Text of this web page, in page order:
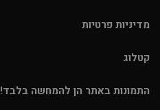
מדיניות פרטיות
קטלוג
התמונות באתר הן להמחשה בלבד!